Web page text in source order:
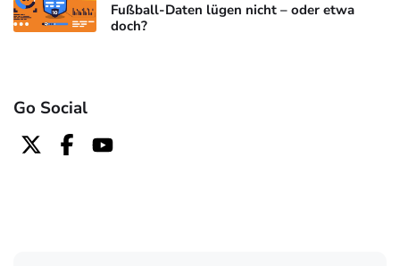
Fußball-Daten lügen nicht – oder etwa
doch?
Go Social